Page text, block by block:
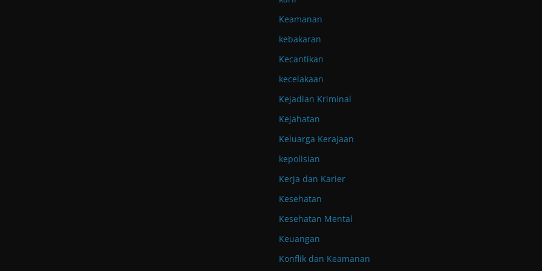
Keamanan
kebakaran
Kecantikan
kecelakaan
Kejadian Kriminal
Kejahatan
Keluarga Kerajaan
kepolisian
Kerja dan Karier
Kesehatan
Kesehatan Mental
Keuangan
Konflik dan Keamanan